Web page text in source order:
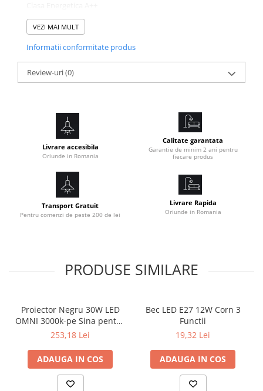
Alimentare
Frecventa 50-60 Hz
VEZI MAI MULT
Informatii conformitate produs
Review-uri(0)
Livrare accesibila
Oriunde in Romania
Calitate garantata
Garantie de minim 2 ani pentru
fiecare produs
Transport Gratuit
Pentru comenzi de peste 200 de lei
Livrare Rapida
Oriunde in Romania
PRODUSE SIMILARE
Proiector Negru 30W LED
OMNI 3000k-pe Sina pentru
Display Magazin
253,18 Lei
ADAUGA IN COS
Bec LED E27 12W Corn 3
Functii
19,32 Lei
ADAUGA IN COS